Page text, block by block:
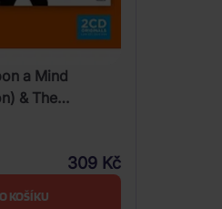
a Mind
& The
309 Kč
KOŠÍKU